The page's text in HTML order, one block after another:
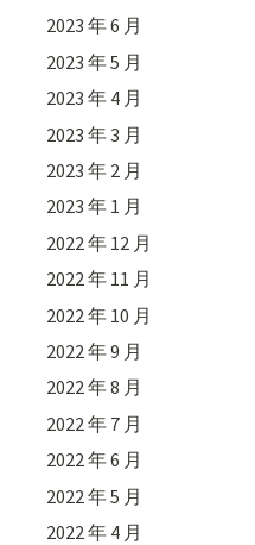
2023 年 6 月
2023 年 5 月
2023 年 4 月
2023 年 3 月
2023 年 2 月
2023 年 1 月
2022 年 12 月
2022 年 11 月
2022 年 10 月
2022 年 9 月
2022 年 8 月
2022 年 7 月
2022 年 6 月
2022 年 5 月
2022 年 4 月